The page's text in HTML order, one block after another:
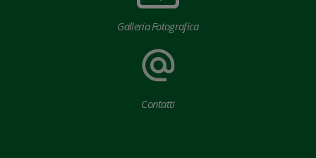
Galleria Fotografica
Contatti